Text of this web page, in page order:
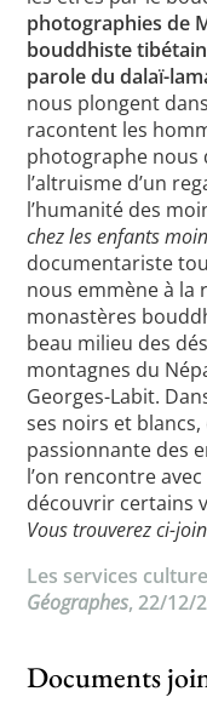
photographies de
bouddhiste
parole du dalaï-
nous plongent
racontent les
photographe nous
l’altruisme d’un
l’humanité des
chez les enfants
documentariste
nous emmène à la
monastères
beau milieu des
montagnes du
Georges-Labit.
ses noirs et blancs,
passionnante des
l’on rencontre
découvrir certains
Vous trouverez ci-
Les services
Géographes, 22/12/
Documents